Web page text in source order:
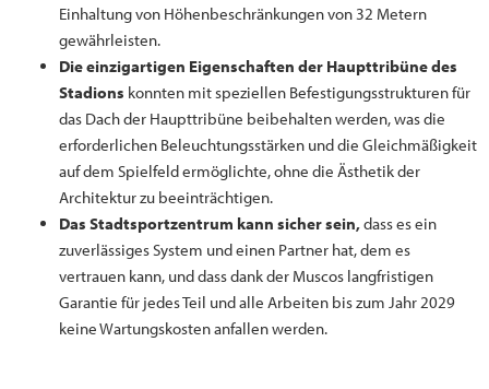
Einhaltung von Höhenbeschränkungen von 32 Metern
gewährleisten.
Die einzigartigen Eigenschaften der Haupttribüne des
Stadions konnten mit speziellen Befestigungsstrukturen für
das Dach der Haupttribüne beibehalten werden, was die
erforderlichen Beleuchtungsstärken und die Gleichmäßigkeit
auf dem Spielfeld ermöglichte, ohne die Ästhetik der
Architektur zu beeinträchtigen.
Das Stadtsportzentrum kann sicher sein,dass es ein
zuverlässiges System und einen Partner hat, dem es
vertrauen kann, und dass dank der Muscos langfristigen
Garantie für jedes Teil und alle Arbeiten bis zum Jahr 2029
keine Wartungskosten anfallen werden.